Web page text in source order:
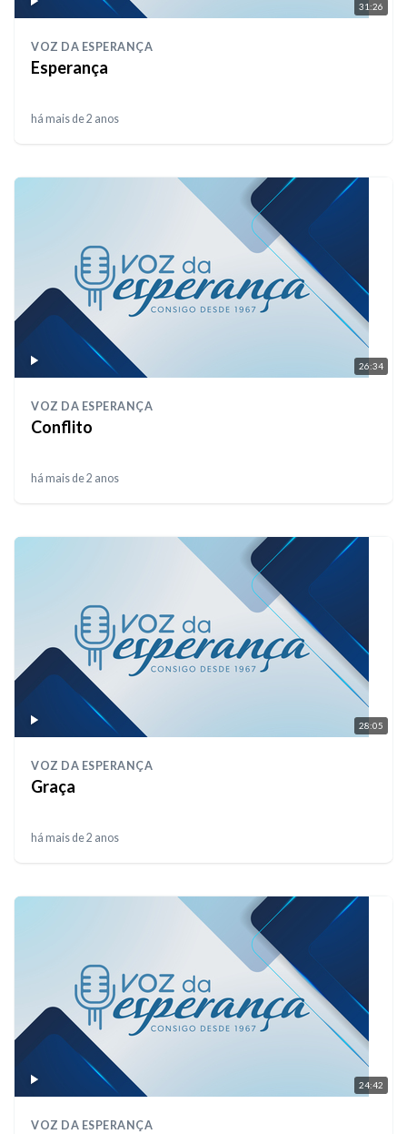
31:26
VOZ DA ESPERANÇA
Esperança
há mais de 2 anos
26:34
VOZ DA ESPERANÇA
Conflito
há mais de 2 anos
28:05
VOZ DA ESPERANÇA
Graça
há mais de 2 anos
24:42
VOZ DA ESPERANÇA